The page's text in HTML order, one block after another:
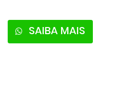
SAIBA MAIS